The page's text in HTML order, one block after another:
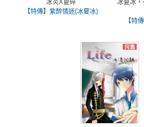
冰炎X夏碎
【特傳】紫醉情迷(冰夏冰)
冰夏冰
【特